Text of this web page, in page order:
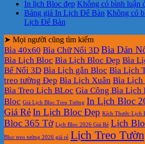
In lịch Bloc đẹp Không có bình luận
Bảng giá In Lịch Để Bàn Không có
Lịch Để Bàn
➤ Mọi người cũng tìm kiếm
Bìa 40x60 Bìa Chữ Nổi 3D Bìa Dán
Bìa Lịch Bloc Bìa Lịch Bloc Đẹp Bìa
Bế Nổi 3D Bìa Lịch gắn Bloc Bìa Lịch
treo tường Đẹp Bìa Lịch Xuân Bìa Lịch
Bìa Treo Lịch BLoc Gia Công Bìa Lịch
Bloc Giá Lịch Bloc Treo Tường In Lịch Bloc
Giá RẻIn Lịch Bloc Đẹp Kích Thước Lịch
Bloc 365 Tờ Lịch Bloc 2026 Giá Rẻ Lịch
Bloc treo tường 2026 giá rẻ Lịch Treo